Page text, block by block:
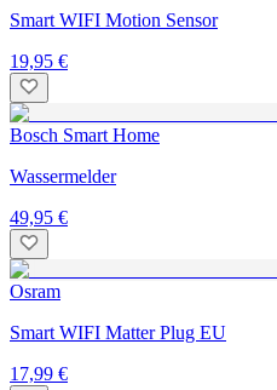
Smart WIFI Motion Sensor
19,95 €
Bosch Smart Home
Wassermelder
49,95 €
Osram
Smart WIFI Matter Plug EU
17,99 €